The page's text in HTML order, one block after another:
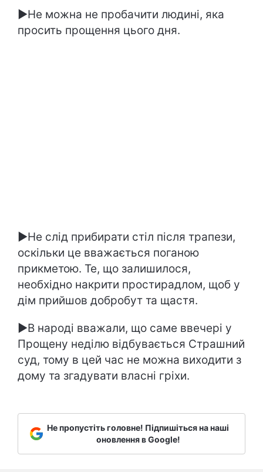
►Не можна не пробачити людині, яка
просить прощення цього дня.
►Не слід прибирати стіл після трапези,
оскільки це вважається поганою
прикметою. Те, що залишилося,
необхідно накрити простирадлом, щоб у
дім прийшов добробут та щастя.
►В народі вважали, що саме ввечері у
Прощену неділю відбувається Страшний
суд, тому в цей час не можна виходити з
дому та згадувати власні гріхи.
Не пропустіть головне! Підпишіться на наші
оновлення в Google!